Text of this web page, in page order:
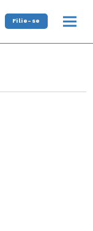
Filie-se